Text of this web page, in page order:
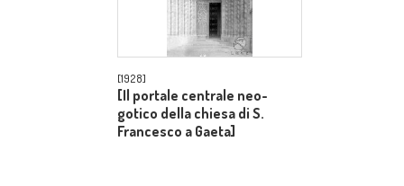
[1928]
[Il portale centrale neo-
gotico della chiesa di S.
Francesco a Gaeta]